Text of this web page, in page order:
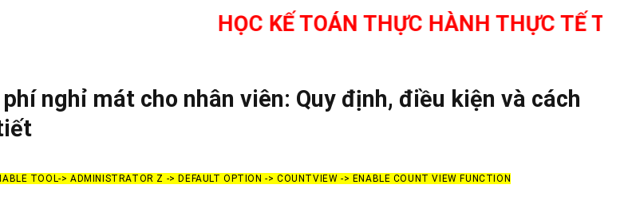
HỌC KẾ TOÁN THỰC HÀNH THỰC TẾ TẠI THANH
nghỉ mát cho nhân viên: Quy định, điều kiện và cách
TOOL-> ADMINISTRATOR Z -> DEFAULT OPTION -> COUNTVIEW -> ENABLE COUNT VIEW FUNCTION